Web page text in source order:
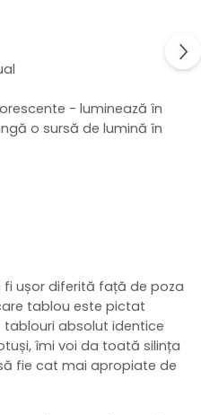
- luminează în
o sursă de lumină în
fi ușor diferită față de poza
tablou este pictat
absolut identice
îmi voi da toată silința
fie cat mai apropiate de